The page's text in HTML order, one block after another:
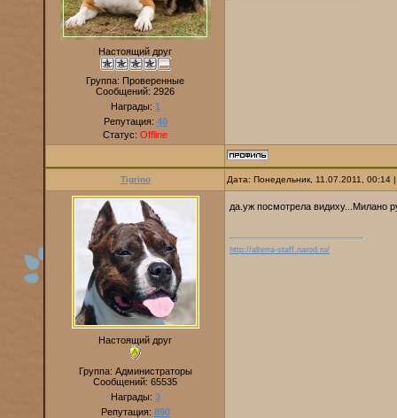
Настоящий друг
Группа: Проверенные
Сообщений: 2926
Награды: 1
Репутация: 40
Статус: Offline
Tigrino Дата: Понедельник, 11.07.2011,
Настоящий друг
Группа: Администраторы
Сообщений: 65535
Награды: 3
Репутация: 890
да.уж посмотрела видиху...Милано
http://alterra-staff.narod.ru/